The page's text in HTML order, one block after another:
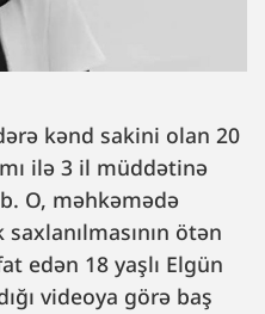
kənd sakini olan 20
ilə 3 il müddətinə
O, məhkəmədə
ötən
edən 18 yaşlı Elgün
videoya görə baş